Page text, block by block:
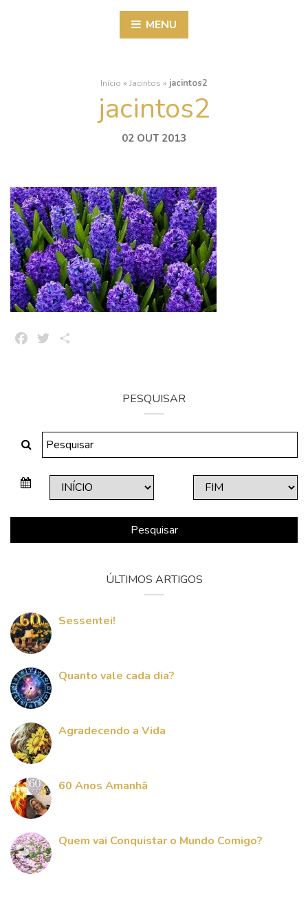
MENU
Início » Jacintos » jacintos2
jacintos2
02 OUT 2013
FacebookTwitter
PESQUISAR
Pesquisar
ÚLTIMOS ARTIGOS
Sessentei!
Quanto vale cada dia?
Agradecendo a Vida
60 Anos Amanhã
Quem vai Conquistar o Mundo Comigo?